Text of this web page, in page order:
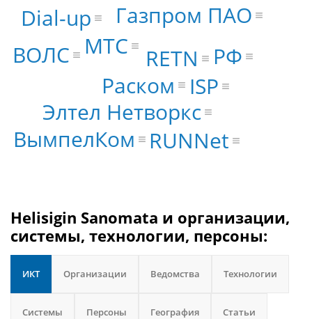
Раском
RETN
Элтел Нетворкс
МТС
ВымпелКом
Газпром ПАО
Dial-up
ISP
ВОЛС
RUNNet
РФ
Helisigin Sanomata и организации,
системы, технологии, персоны:
ИКТ Организации Ведомства Технологии
Системы Персоны География Статьи